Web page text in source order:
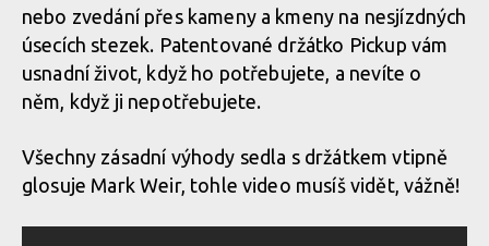
nebo zvedání přes kameny a kmeny na nesjízdných
úsecích stezek. Patentované držátko Pickup vám
usnadní život, když ho potřebujete, a nevíte o
něm, když ji nepotřebujete.
Všechny zásadní výhody sedla s držátkem vtipně
glosuje Mark Weir, tohle video musíš vidět, vážně!